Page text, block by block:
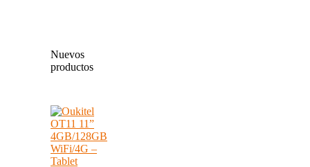
Nuevos
productos